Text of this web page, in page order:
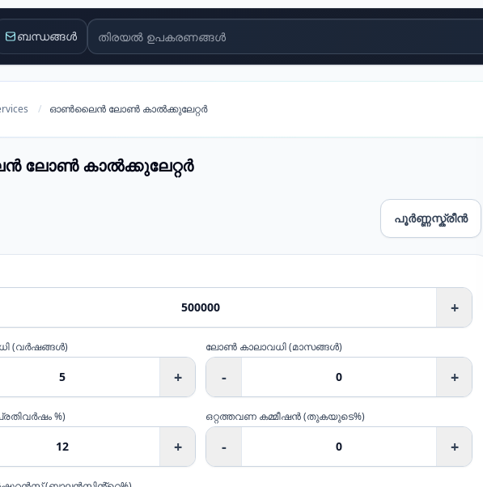
ബന്ധങ്ങൾ തിരയൽ ഉപകരണങ്ങൾ
/ ഓൺലൈൻ ലോൺ കാൽക്കുലേറ്റർ
കാൽക്കുലേറ്റർ
പൂർണ്ണസ്ക്രീൻ
+
(വർഷങ്ങൾ)
+
ലോൺ കാലാവധി(മാസങ്ങൾ)
- +
%)
+
ഒറ്റത്തവണ കമ്മീഷൻ (തുകയുടെ%)
- +